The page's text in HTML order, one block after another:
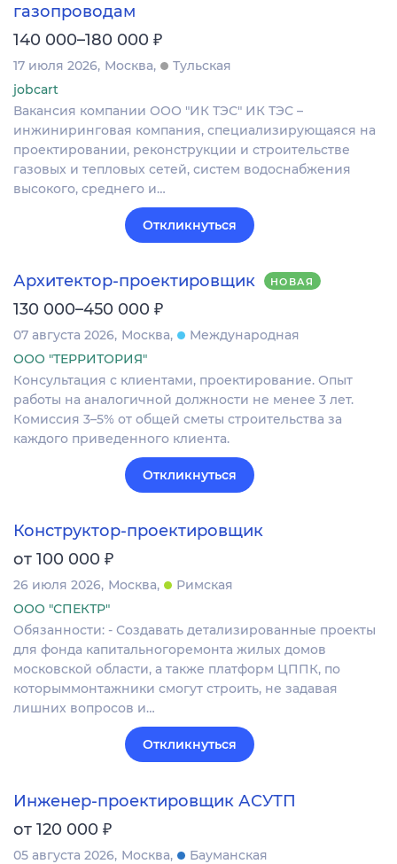
газопроводам
140 000–180 000 ₽
17 июля 2026 Москва
Тульская
jobcart
Вакансия компании ООО "ИК ТЭС" ИК ТЭС –
инжиниринговая компания, специализирующаяся на
проектировании, реконструкции и строительстве
газовых и тепловых сетей, систем водоснабжения
высокого, среднего и…
Откликнуться
Архитектор-проектировщик НОВАЯ
130 000–450 000 ₽
07 августа 2026 Москва
Международная
ООО "ТЕРРИТОРИЯ"
Консультация с клиентами, проектирование. Опыт
работы на аналогичной должности не менее 3 лет.
Комиссия 3–5% от общей сметы строительства за
каждого приведенного клиента.
Откликнуться
Конструктор-проектировщик
от 100 000 ₽
26 июля 2026 Москва
Римская
ООО "СПЕКТР"
Обязанности: - Создавать детализированные проекты
для фонда капитальногоремонта жилых домов
московской области, а также платформ ЦППК, по
которыммонтажники смогут строить, не задавая
лишних вопросов и…
Откликнуться
Инженер-проектировщик АСУТП
от 120 000 ₽
05 августа 2026 Москва
Бауманская